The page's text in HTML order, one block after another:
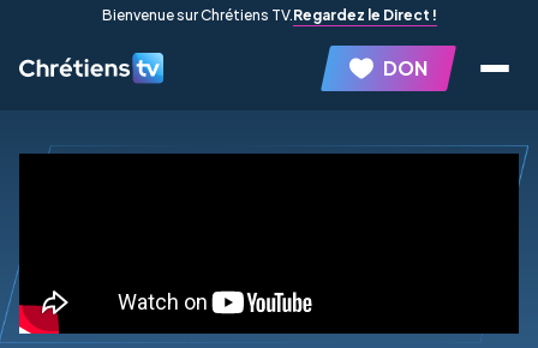
Bienvenue sur Chrétiens TV.Regardez le Direct !
DON